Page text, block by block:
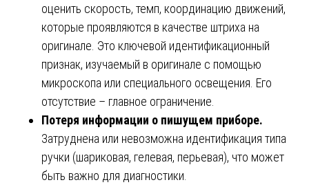
оценить скорость, темп, координацию движений,
которые проявляются в качестве штриха на
оригинале. Это ключевой идентификационный
признак, изучаемый в оригинале с помощью
микроскопа или специального освещения. Его
отсутствие – главное ограничение.
Потеря информации о пишущем приборе.
Затруднена или невозможна идентификация типа
ручки (шариковая, гелевая, перьевая), что может
быть важно для диагностики.